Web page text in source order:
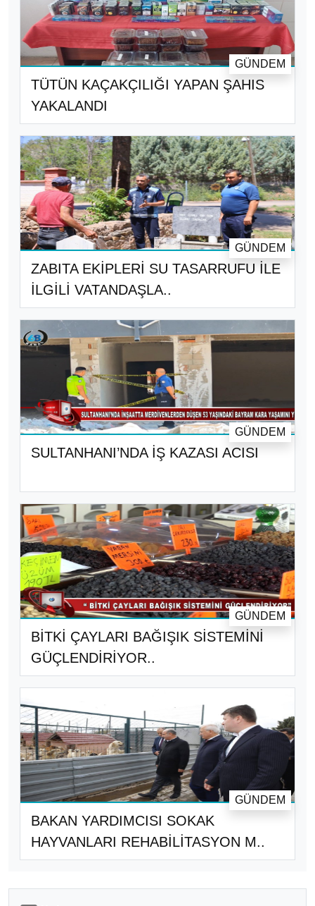
TÜTÜN KAÇAKÇILIĞI YAPAN ŞAHIS
YAKALANDI
GÜNDEM
ZABITA EKİPLERİ SU TASARRUFU İLE
İLGİLİ VATANDAŞLA..
GÜNDEM
SULTANHANI’NDA İŞ KAZASI ACISI
GÜNDEM
BİTKİ ÇAYLARI BAĞIŞIK SİSTEMİNİ
GÜÇLENDİRİYOR..
GÜNDEM
BAKAN YARDIMCISI SOKAK
HAYVANLARI REHABİLİTASYON M..
GÜNDEM